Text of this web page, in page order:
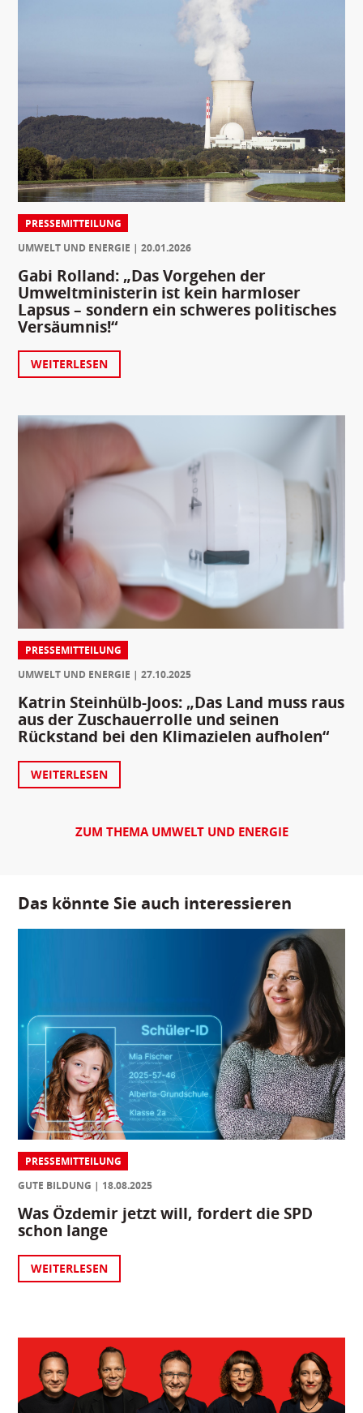
PRESSEMITTEILUNG
UMWELT UND ENERGIE
20.01.2026
Gabi Rolland: „Das Vorgehen der
Umweltministerin ist kein harmloser
Lapsus – sondern ein schweres politisches
Versäumnis!“
WEITERLESEN
PRESSEMITTEILUNG
UMWELT UND ENERGIE
27.10.2025
Katrin Steinhülb-Joos: „Das Land muss raus
aus der Zuschauerrolle und seinen
Rückstand bei den Klimazielen aufholen“
WEITERLESEN
ZUM THEMA UMWELT UND ENERGIE
Das könnte Sie auch interessieren
PRESSEMITTEILUNG
GUTE BILDUNG
18.08.2025
Was Özdemir jetzt will, fordert die SPD
schon lange
WEITERLESEN